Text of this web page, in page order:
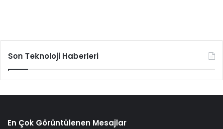
Son Teknoloji Haberleri
En Çok Görüntülenen Mesajlar